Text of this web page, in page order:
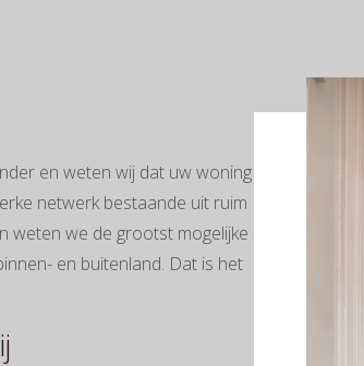
en weten wij dat uw woning
netwerk bestaande uit ruim
weten we de grootst mogelijke
en buitenland. Dat is het